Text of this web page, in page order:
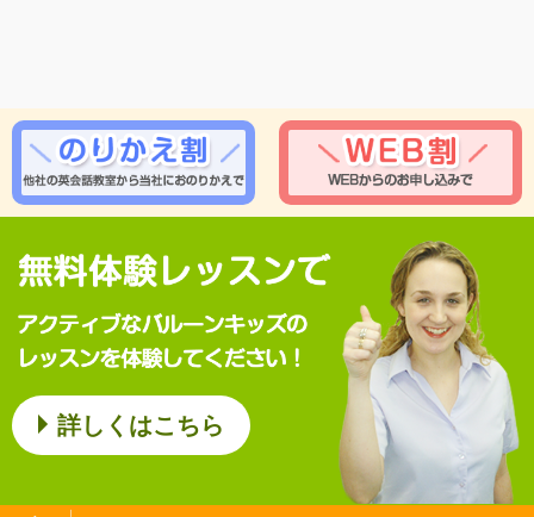
詳しくはこちら